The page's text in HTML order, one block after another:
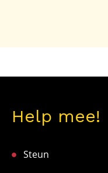
Help mee!
Steun